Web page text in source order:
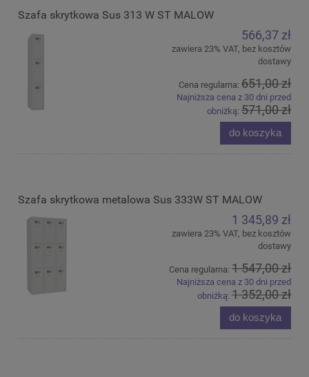
Szafa skrytkowa Sus 313 W ST MALOW
566,37 zł
zawiera 23% VAT, bez kosztów
dostawy
Cena regularna: 651,00 zł
Najniższa cena z 30 dni przed
obniżką: 571,00 zł
do koszyka
Szafa skrytkowa metalowa Sus 333W ST MALOW
1 345,89 zł
zawiera 23% VAT, bez kosztów
dostawy
Cena regularna: 1 547,00 zł
Najniższa cena z 30 dni przed
obniżką: 1 352,00 zł
do koszyka